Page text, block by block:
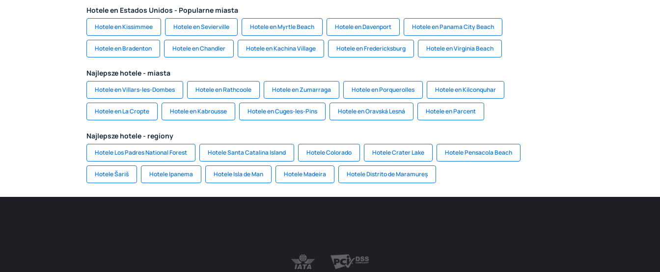
Hotele en Estados Unidos - Popularne miasta
Hotele en Kissimmee Hotele en Sevierville Hotele en Myrtle Beach Hotele en Davenport Hotele en Panama City Beach
Hotele en Bradenton Hotele en Chandler Hotele en Kachina Village Hotele en Fredericksburg Hotele en Virginia Beach
Najlepsze hotele - miasta
Hotele en Villars-les-Dombes Hotele en Rathcoole Hotele en Zumarraga Hotele en Porquerolles Hotele en Kilconquhar
Hotele en La Cropte Hotele en Kabrousse Hotele en Cuges-les-Pins Hotele en Oravská Lesná Hotele en Parcent
Najlepsze hotele - regiony
Hotele Los Padres National Forest Hotele Santa Catalina Island Hotele Colorado Hotele Crater Lake Hotele Pensacola Beach
Hotele Šariš Hotele Ipanema Hotele Isla de Man Hotele Madeira Hotele Distrito de Maramureș